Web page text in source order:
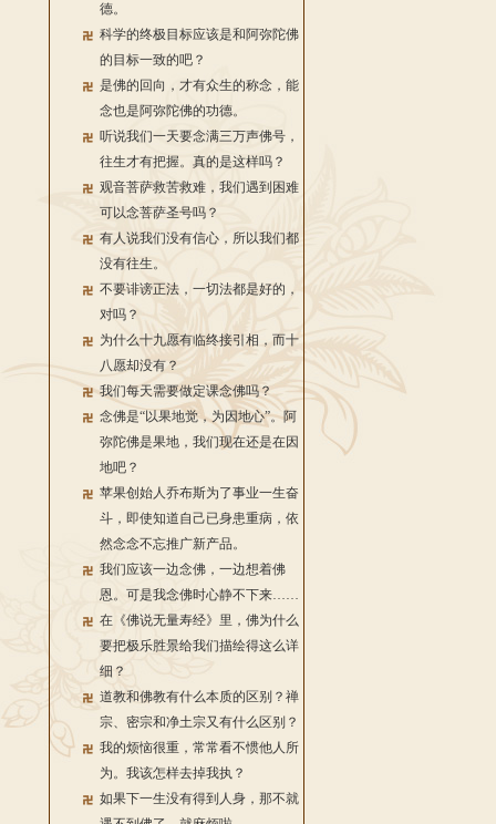
德。
科学的终极目标应该是和阿弥陀佛
的目标一致的吧？
是佛的回向，才有众生的称念，能
念也是阿弥陀佛的功德。
听说我们一天要念满三万声佛号，
往生才有把握。真的是这样吗？
观音菩萨救苦救难，我们遇到困难
可以念菩萨圣号吗？
有人说我们没有信心，所以我们都
没有往生。
不要诽谤正法，一切法都是好的，
对吗？
为什么十九愿有临终接引相，而十
八愿却没有？
我们每天需要做定课念佛吗？
念佛是“以果地觉，为因地心”。阿
弥陀佛是果地，我们现在还是在因
地吧？
苹果创始人乔布斯为了事业一生奋
斗，即使知道自己已身患重病，依
然念念不忘推广新产品。
我们应该一边念佛，一边想着佛
恩。可是我念佛时心静不下来……
在《佛说无量寿经》里，佛为什么
要把极乐胜景给我们描绘得这么详
细？
道教和佛教有什么本质的区别？禅
宗、密宗和净土宗又有什么区别？
我的烦恼很重，常常看不惯他人所
为。我该怎样去掉我执？
如果下一生没有得到人身，那不就